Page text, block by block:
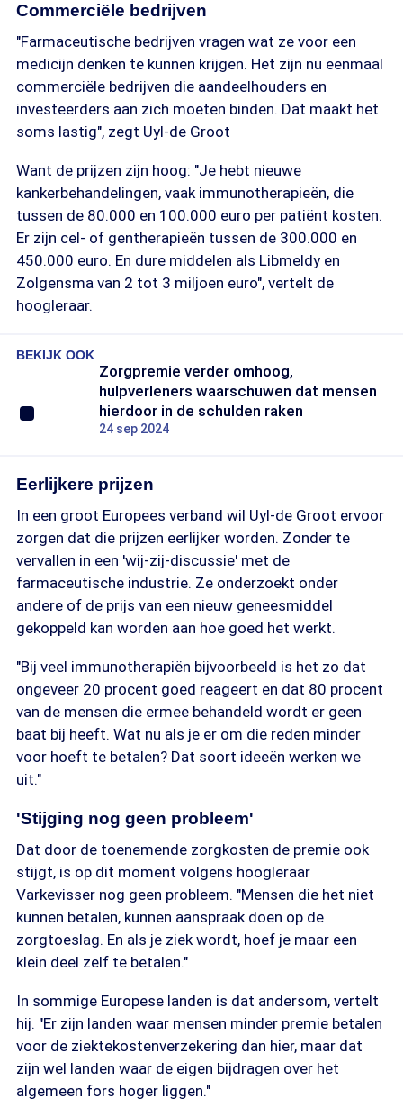
Commerciële bedrijven
"Farmaceutische bedrijven vragen wat ze voor een
medicijn denken te kunnen krijgen. Het zijn nu eenmaal
commerciële bedrijven die aandeelhouders en
investeerders aan zich moeten binden. Dat maakt het
soms lastig", zegt Uyl-de Groot
Want de prijzen zijn hoog: "Je hebt nieuwe
kankerbehandelingen, vaak immunotherapieën, die
tussen de 80.000 en 100.000 euro per patiënt kosten.
Er zijn cel- of gentherapieën tussen de 300.000 en
450.000 euro. En dure middelen als Libmeldy en
Zolgensma van 2 tot 3 miljoen euro", vertelt de
hoogleraar.
BEKIJK OOK
Zorgpremie verder omhoog,
hulpverleners waarschuwen dat mensen
hierdoor in de schulden raken
24 sep 2024
Eerlijkere prijzen
In een groot Europees verband wil Uyl-de Groot ervoor
zorgen dat die prijzen eerlijker worden. Zonder te
vervallen in een 'wij-zij-discussie' met de
farmaceutische industrie. Ze onderzoekt onder
andere of de prijs van een nieuw geneesmiddel
gekoppeld kan worden aan hoe goed het werkt.
"Bij veel immunotherapiën bijvoorbeeld is het zo dat
ongeveer 20 procent goed reageert en dat 80 procent
van de mensen die ermee behandeld wordt er geen
baat bij heeft. Wat nu als je er om die reden minder
voor hoeft te betalen? Dat soort ideeën werken we
uit."
'Stijging nog geen probleem'
Dat door de toenemende zorgkosten de premie ook
stijgt, is op dit moment volgens hoogleraar
Varkevisser nog geen probleem. "Mensen die het niet
kunnen betalen, kunnen aanspraak doen op de
zorgtoeslag. En als je ziek wordt, hoef je maar een
klein deel zelf te betalen."
In sommige Europese landen is dat andersom, vertelt
hij. "Er zijn landen waar mensen minder premie betalen
voor de ziektekostenverzekering dan hier, maar dat
zijn wel landen waar de eigen bijdragen over het
algemeen fors hoger liggen."